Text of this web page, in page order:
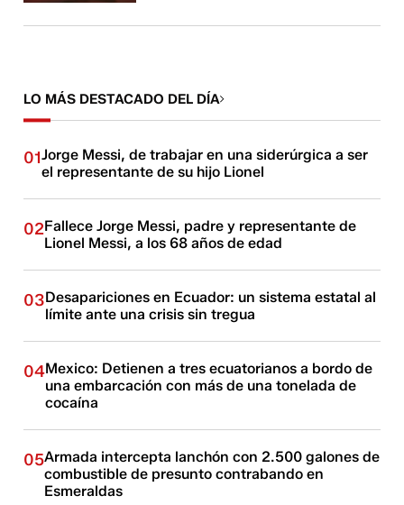
LO MÁS DESTACADO DEL DÍA
01Jorge Messi, de trabajar en una siderúrgica a ser
el representante de su hijo Lionel
02Fallece Jorge Messi, padre y representante de
Lionel Messi, a los 68 años de edad
03Desapariciones en Ecuador: un sistema estatal al
límite ante una crisis sin tregua
04Mexico: Detienen a tres ecuatorianos a bordo de
una embarcación con más de una tonelada de
cocaína
05Armada intercepta lanchón con 2.500 galones de
combustible de presunto contrabando en
Esmeraldas